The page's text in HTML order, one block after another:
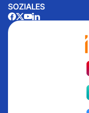
SOZIALES